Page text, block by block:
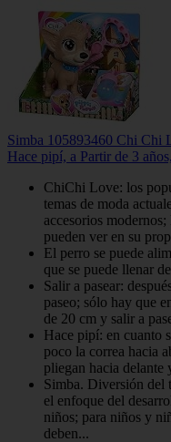
Simba 105893460 Chi Chi
Hace pipí, a Partir de 3
ChiChi Love: los
temas de moda
accesorios
pueden ver en su
El perro se puede
que se puede llenar
Salir a pasear:
paseo; sólo hay que
de 20 cm y salir a
Hace pipí: en cuanto
poco la correa hacia
pliegan hacia delante
Simba. Diversión del
el enfoque del
niños; para niños y
deben...